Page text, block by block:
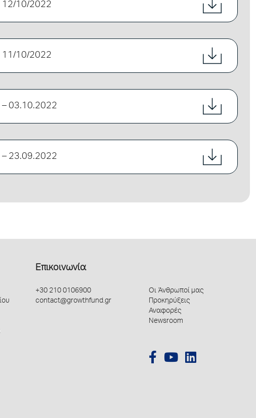
12/10/2022
11/10/2022
03.10.2022
23.09.2022
Επικοινωνία
+30 210 0106900
contact@growthfund.gr
Οι Άνθρωποί μας
Προκηρύξεις
Αναφορές
Newsroom